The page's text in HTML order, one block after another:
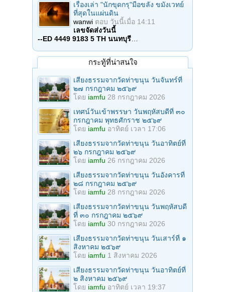
เรื่องเล่า "นักขุดกรุ"มือขลัง ขมังเวทย์
ที่สุดในแผ่นดิน
wanwi ตอบ วันนี้เมื่อ 14:11
เลขจัดส่งวันนี้
--ED 4449 9183 5 TH นนทบุรี…
กระทู้ที่น่าสนใจ
เสียงธรรมจากวัดท่าขนุน วันจันทร์ที่
๒๗ กรกฎาคม ๒๕๖๙
โดย iamfu 28 กรกฎาคม 2026
เทศน์วันเข้าพรรษา วันพฤหัสบดีที่ ๓๐
กรกฎาคม พุทธศักราช ๒๕๖๙
โดย iamfu อาทิตย์ เวลา 17:06
เสียงธรรมจากวัดท่าขนุน วันอาทิตย์ที่
๒๖ กรกฎาคม ๒๕๖๙
โดย iamfu 26 กรกฎาคม 2026
เสียงธรรมจากวัดท่าขนุน วันอังคารที่
๒๘ กรกฎาคม ๒๕๖๙
โดย iamfu 28 กรกฎาคม 2026
เสียงธรรมจากวัดท่าขนุน วันพฤหัสบดี
ที่ ๓๐ กรกฎาคม ๒๕๖๙
โดย iamfu 30 กรกฎาคม 2026
เสียงธรรมจากวัดท่าขนุน วันเสาร์ที่ ๑
สิงหาคม ๒๕๖๙
โดย iamfu 1 สิงหาคม 2026
เสียงธรรมจากวัดท่าขนุน วันอาทิตย์ที่
๒ สิงหาคม ๒๕๖๙
โดย iamfu อาทิตย์ เวลา 19:37